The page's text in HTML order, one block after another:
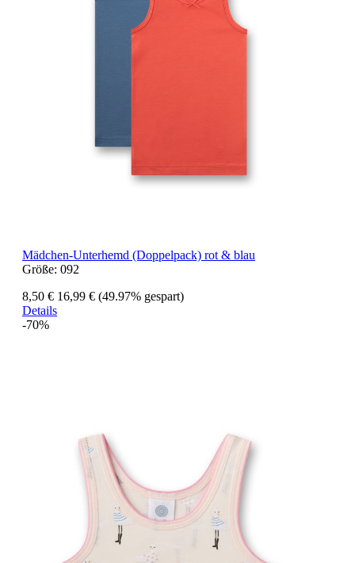
Mädchen-Unterhemd (Doppelpack) rot & blau
Größe: 092
8,50 € 16,99 € (49.97% gespart)
Details
-70%